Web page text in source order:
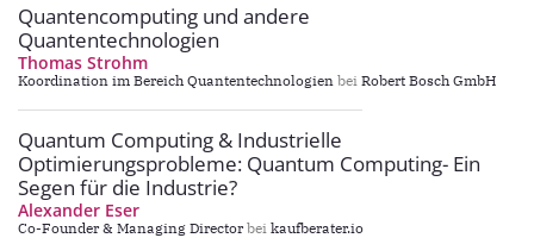
Quantencomputing und andere
Quantentechnologien
Thomas Strohm
Koordination im Bereich Quantentechnologien bei Robert Bosch GmbH
Quantum Computing & Industrielle
Optimierungsprobleme: Quantum Computing- Ein
Segen für die Industrie?
Alexander Eser
Co-Founder & Managing Director bei kaufberater.io